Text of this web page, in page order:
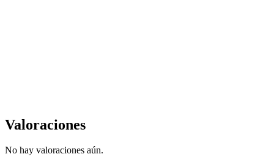
Valoraciones
No hay valoraciones aún.